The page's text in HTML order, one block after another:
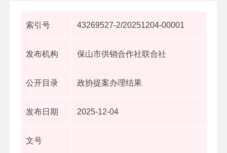
索引号 43269527-2/20251204-00001
发布机构 保山市供销合作社联合社
公开目录 政协提案办理结果
发布日期 2025-12-04
文号